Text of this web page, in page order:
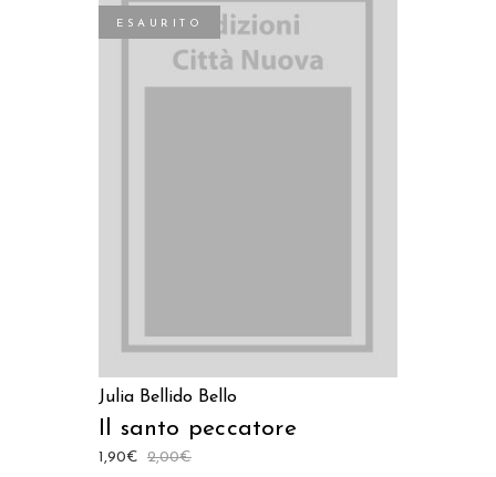
ESAURITO
Julia Bellido Bello
Il santo peccatore
2,00€
1,90€